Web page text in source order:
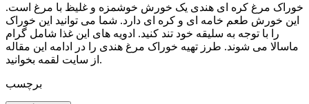
خوراک مرغ کره ای هندی یک خورش خوشمزه و غلیظ با مرغ است.
این خورش طعم خامه ای و کره ای دارد. شما می توانید این خوراک
را با توجه به سلیقه خود تند کنید. ادویه های این غذا شامل گرام
ماسالا می شوند. طرز تهیه خوراک مرغ هندی را در ادامه این مقاله
از سایت لقمه بخوانید.
برچسب